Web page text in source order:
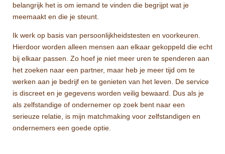
belangrijk het is om iemand te vinden die begrijpt wat je
meemaakt en die je steunt.
Ik werk op basis van persoonlijkheidstesten en voorkeuren.
Hierdoor worden alleen mensen aan elkaar gekoppeld die echt
bij elkaar passen. Zo hoef je niet meer uren te spenderen aan
het zoeken naar een partner, maar heb je meer tijd om te
werken aan je bedrijf en te genieten van het leven. De service
is discreet en je gegevens worden veilig bewaard. Dus als je
als zelfstandige of ondernemer op zoek bent naar een
serieuze relatie, is mijn matchmaking voor zelfstandigen en
ondernemers een goede optie.